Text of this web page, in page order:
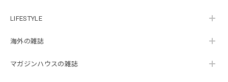
LIFESTYLE
海外の雑誌
マガジンハウスの雑誌